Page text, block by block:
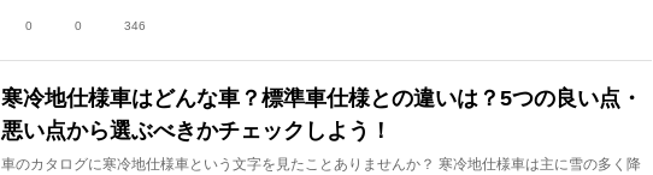
0 0 346
寒冷地仕様車はどんな車？標準車仕様との違いは？5つの良い点・
悪い点から選ぶべきかチェックしよう！
車のカタログに寒冷地仕様車という文字を見たことありませんか？ 寒冷地仕様車は主に雪の多く降